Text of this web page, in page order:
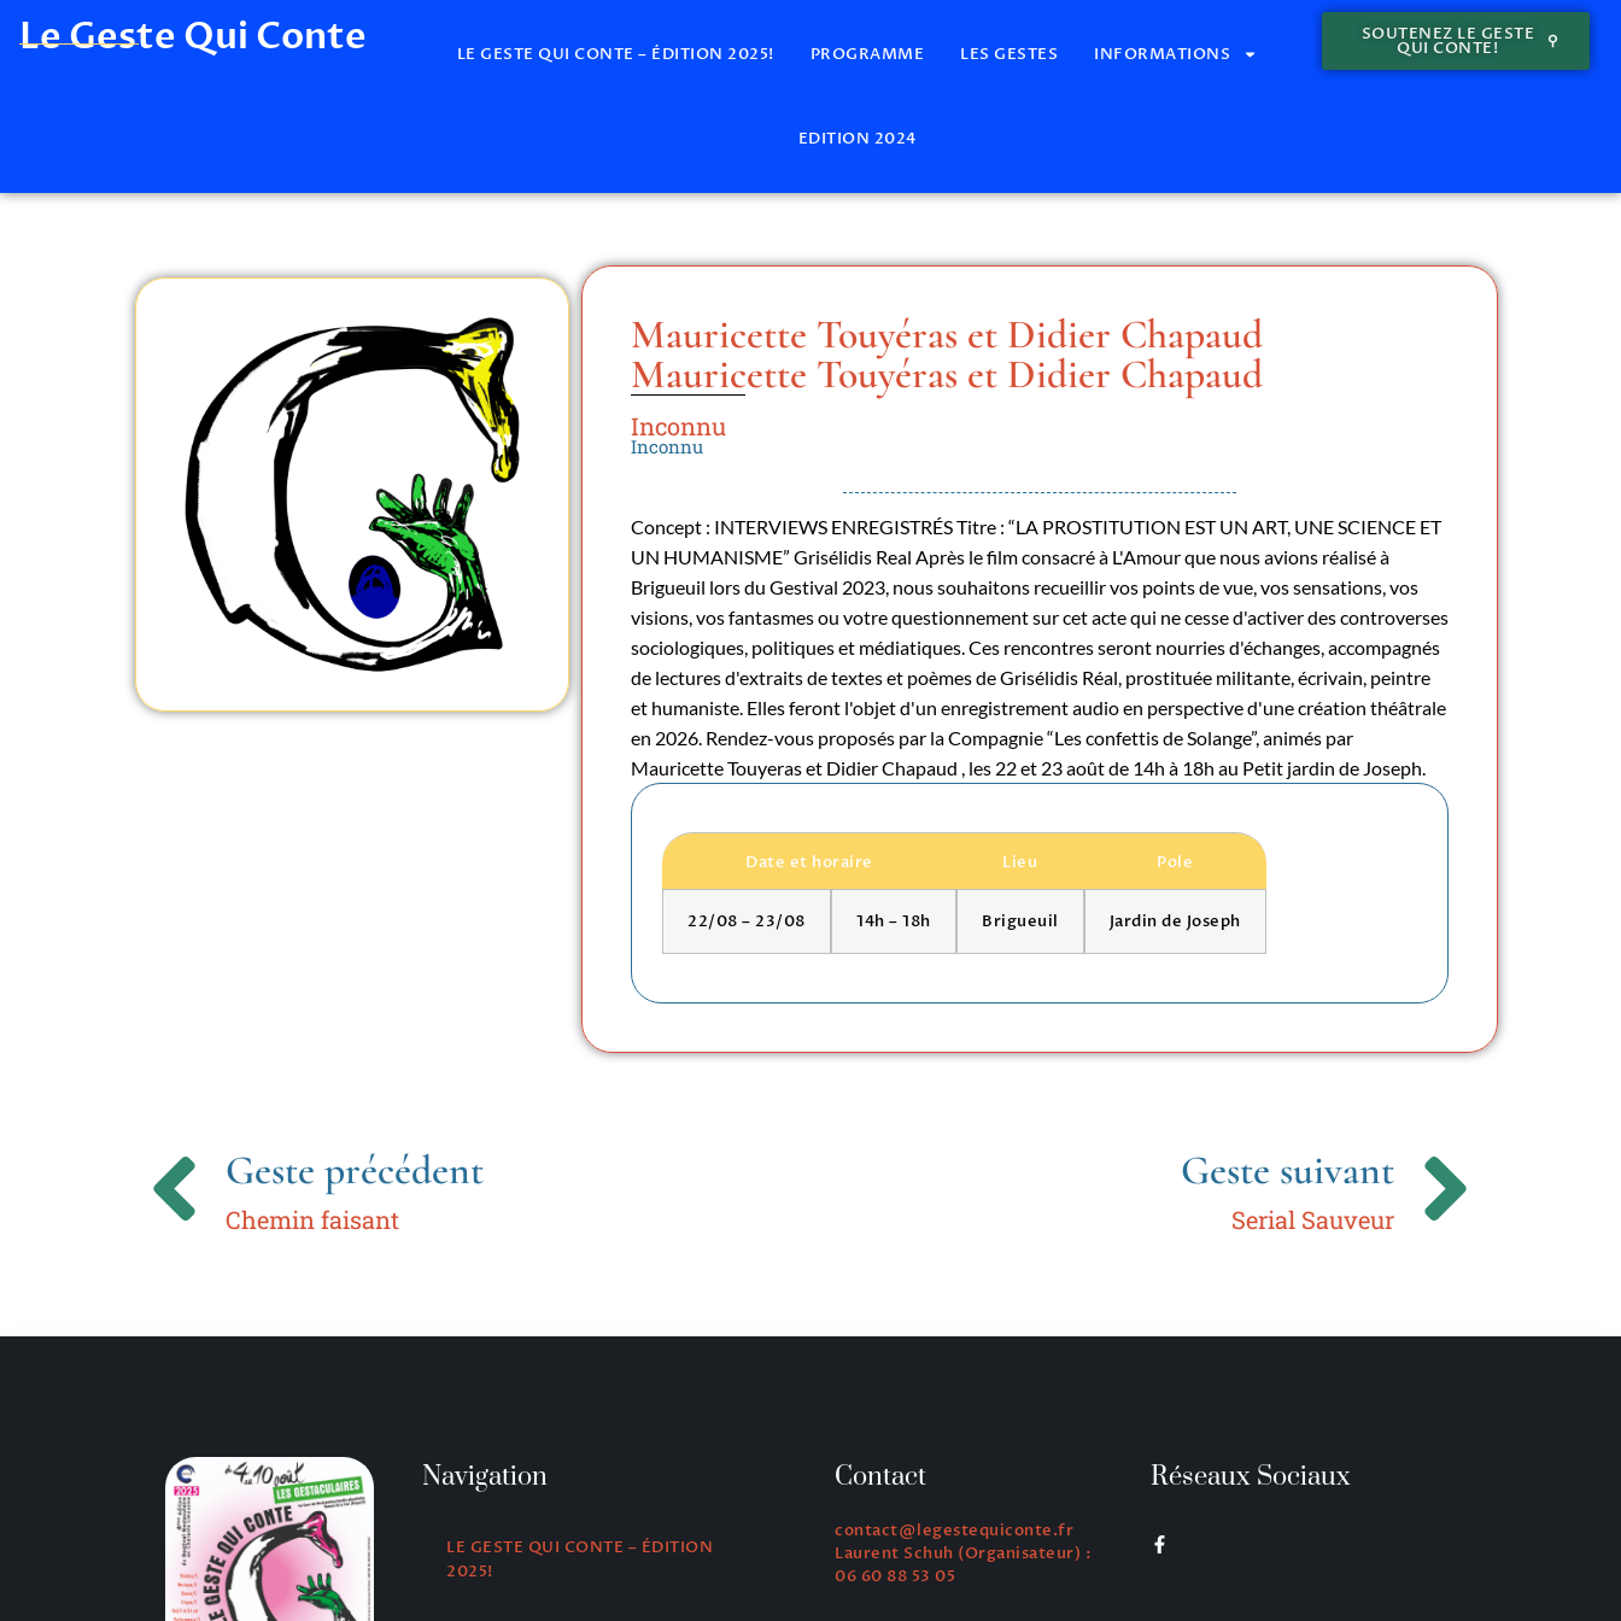
Le Geste Qui Conte LE GESTE QUI CONTE – ÉDITION 2025! PROGRAMME LES GESTES INFORMATIONS
EDITION 2024
SOUTENEZ LE GESTE
QUI CONTE!
Mauricette Touyéras et Didier Chapaud
Mauricette Touyéras et Didier Chapaud
Inconnu
Inconnu
Concept : INTERVIEWS ENREGISTRÉS Titre : “LA PROSTITUTION EST UN ART, UNE SCIENCE ET
UN HUMANISME” Grisélidis Real Après le film consacré à L'Amour que nous avions réalisé à
Brigueuil lors du Gestival 2023, nous souhaitons recueillir vos points de vue, vos sensations, vos
visions, vos fantasmes ou votre questionnement sur cet acte qui ne cesse d'activer des controverses
sociologiques, politiques et médiatiques. Ces rencontres seront nourries d'échanges, accompagnés
de lectures d'extraits de textes et poèmes de Grisélidis Réal, prostituée militante, écrivain, peintre
et humaniste. Elles feront l'objet d'un enregistrement audio en perspective d'une création théâtrale
en 2026. Rendez-vous proposés par la Compagnie “Les confettis de Solange”, animés par
Mauricette Touyeras et Didier Chapaud , les 22 et 23 août de 14h à 18h au Petit jardin de Joseph.
Date et horaire Lieu Pole
22/08 – 23/08 14h – 18h Brigueuil Jardin de Joseph
Geste précédent
Chemin faisant
Geste suivant
Serial Sauveur
Navigation
LE GESTE QUI CONTE – ÉDITION
2025!
Contact
contact@legestequiconte.fr
Laurent Schuh (Organisateur) :
06 60 88 53 05
Réseaux Sociaux